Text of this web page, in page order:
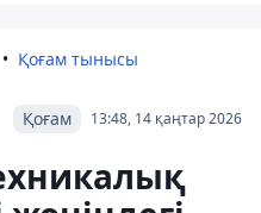
Қоғам тынысы
13:48, 14 қаңтар 2026
Қоғам